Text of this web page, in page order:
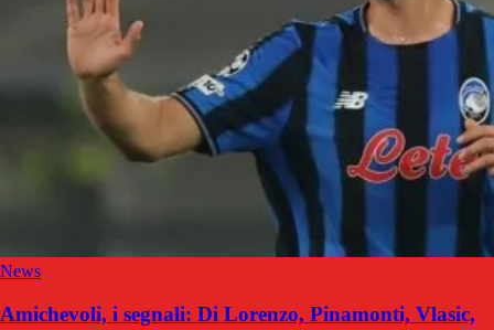
News
Amichevoli, i segnali: Di Lorenzo, Pinamonti, Vlasic,